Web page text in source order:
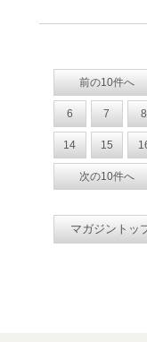
前の10件へ
6 7 8
14 15
次の10件へ
マガジントッ